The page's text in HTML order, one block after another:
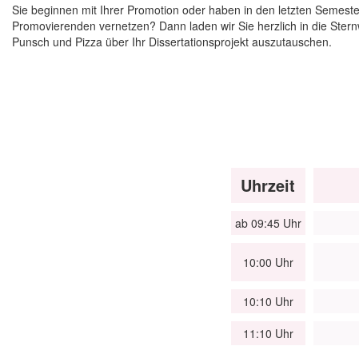
Sie beginnen mit Ihrer Promotion oder haben in den letzten
Promovierenden vernetzen? Dann laden wir Sie herzlich in die
Punsch und Pizza über Ihr Dissertationsprojekt auszutauschen.
Uhrzeit
ab 09:45 Uhr
10:00 Uhr
10:10 Uhr
11:10 Uhr